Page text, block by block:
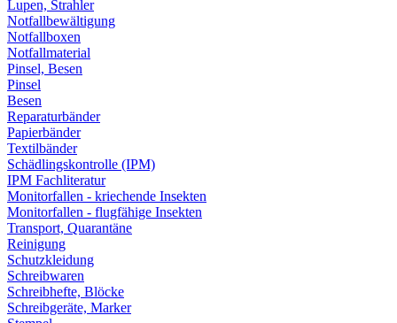
Lupen, Strahler
Notfallbewältigung
Notfallboxen
Notfallmaterial
Pinsel, Besen
Pinsel
Besen
Reparaturbänder
Papierbänder
Textilbänder
Schädlingskontrolle (IPM)
IPM Fachliteratur
Monitorfallen - kriechende Insekten
Monitorfallen - flugfähige Insekten
Transport, Quarantäne
Reinigung
Schutzkleidung
Schreibwaren
Schreibhefte, Blöcke
Schreibgeräte, Marker